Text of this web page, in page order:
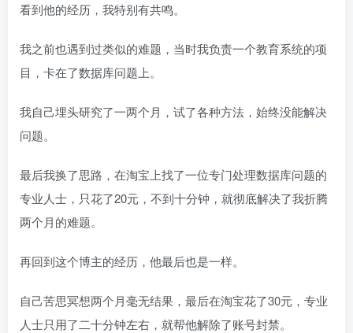
看到他的经历，我特别有共鸣。
我之前也遇到过类似的难题，当时我负责一个教育系统的项
目，卡在了数据库问题上。
我自己埋头研究了一两个月，试了各种方法，始终没能解决
问题。
最后我换了思路，在淘宝上找了一位专门处理数据库问题的
专业人士，只花了20元，不到十分钟，就彻底解决了我折腾
两个月的难题。
再回到这个博主的经历，他最后也是一样。
自己苦思冥想两个月毫无结果，最后在淘宝花了30元，专业
人士只用了二十分钟左右，就帮他解除了账号封禁。